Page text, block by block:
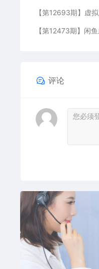
评论